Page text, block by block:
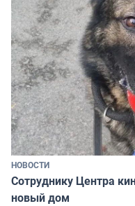
НОВОСТИ
Сотруднику Центра
новый дом